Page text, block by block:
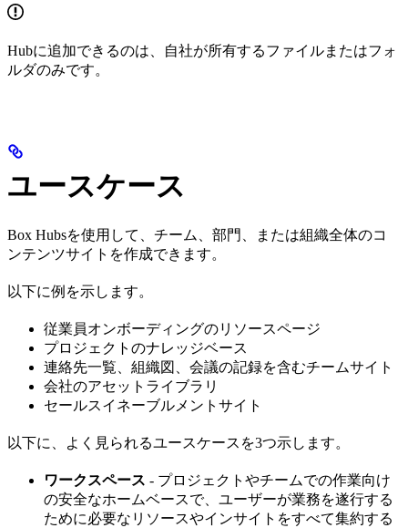
Hubに追加できるのは、自社が所有するファイルまたはフォ
ルダのみです。
ユースケース
Box Hubsを使用して、チーム、部門、または組織全体のコ
ンテンツサイトを作成できます。
以下に例を示します。
従業員オンボーディングのリソースページ
プロジェクトのナレッジベース
連絡先一覧、組織図、会議の記録を含むチームサイト
会社のアセットライブラリ
セールスイネーブルメントサイト
以下に、よく見られるユースケースを3つ示します。
ワークスペース - プロジェクトやチームでの作業向け
の安全なホームベースで、ユーザーが業務を遂行する
ために必要なリソースやインサイトをすべて集約する